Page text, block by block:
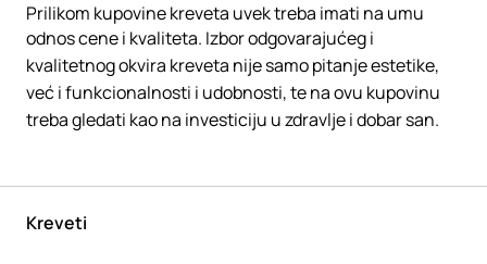
Prilikom kupovine kreveta uvek treba imati na umu
odnos cene i kvaliteta. Izbor odgovarajućeg i
kvalitetnog okvira kreveta nije samo pitanje estetike,
već i funkcionalnosti i udobnosti, te na ovu kupovinu
treba gledati kao na investiciju u zdravlje i dobar san.
Kreveti